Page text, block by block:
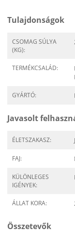
Tulajdonságok
CSOMAG SÚLYA
(KG):
TERMÉKCSALÁD:
GYÁRTÓ:
Javasolt
ÉLETSZAKASZ:
FAJ:
KÜLÖNLEGES
IGÉNYEK:
ÁLLAT KORA:
Összetevők